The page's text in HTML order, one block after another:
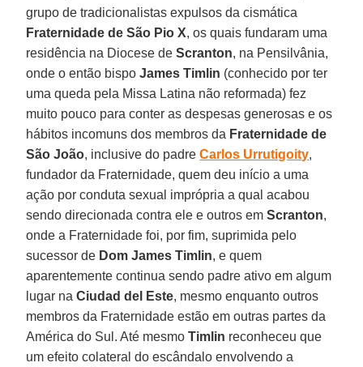
grupo de tradicionalistas expulsos da cismática
Fraternidade de São Pio X, os quais fundaram uma
residência na Diocese deScranton, na Pensilvânia,
onde o então bispo James Timlin (conhecido por ter
uma queda pela Missa Latina não reformada) fez
muito pouco para conter as despesas generosas e os
hábitos incomuns dos membros da Fraternidade de
São João, inclusive do padreCarlos Urrutigoity,
fundador da Fraternidade, quem deu início a uma
ação por conduta sexual imprópria a qual acabou
sendo direcionada contra ele e outros emScranton,
onde a Fraternidade foi, por fim, suprimida pelo
sucessor de Dom James Timlin, e quem
aparentemente continua sendo padre ativo em algum
lugar na Ciudad del Este, mesmo enquanto outros
membros da Fraternidade estão em outras partes da
América do Sul. Até mesmoTimlin reconheceu que
um efeito colateral do escândalo envolvendo a